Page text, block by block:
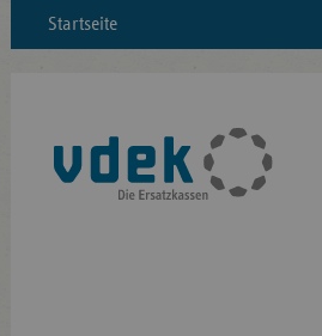
Startseite